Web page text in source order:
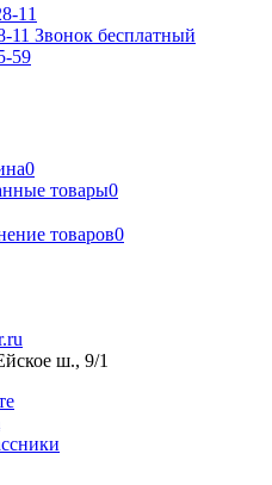
11
11 Звонок бесплатный
59
0
товары0
товаров0
ш., 9/1